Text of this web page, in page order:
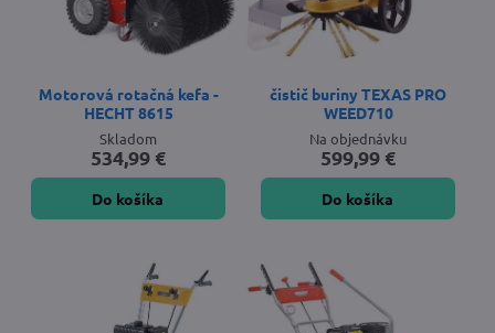
Motorová rotačná kefa -
HECHT 8615
Skladom
534,99 €
Do košíka
čistič buriny TEXAS PRO
WEED710
Na objednávku
599,99 €
Do košíka